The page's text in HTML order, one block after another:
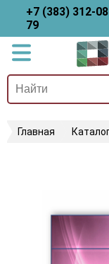
+7 (383) 312-
79
Главная